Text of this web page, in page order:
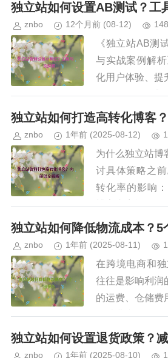
独立站如何设置AB测试？工
znbo 12个月前 (08-12)
《独立站AB测
与实战案例解
化用户体验、提
一，而AB测试
科学的数据驱动
独立站如何打造高转化博客
znbo 1年前 (2025-08-12)
为什么独立站博
讨具体策略之
转化率的影响
博客内容能吸引
准用户，建立信
独立站如何降低物流成本？5
znbo 1年前 (2025-08-11)
在跨境电商和
往往是影响利润
的运费、仓储费
响消费者的购物
的市场竞争力
独立站如何设置退货政策？
znbo 1年前 (2025-08-10)